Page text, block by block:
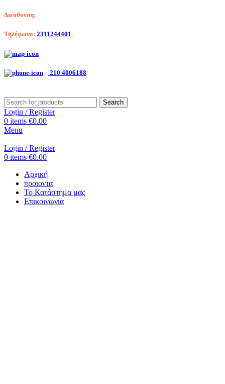
Διεύθυνση:
Τηλέφωνο: 2311244401
210 4006188
Search
Login / Register
0 items €0.00
Menu
Login / Register
0 items €0.00
Αρχική
προιοντα
Το Κατάστημα μας
Επικοινωνία